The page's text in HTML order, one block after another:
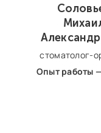
Опыт работы